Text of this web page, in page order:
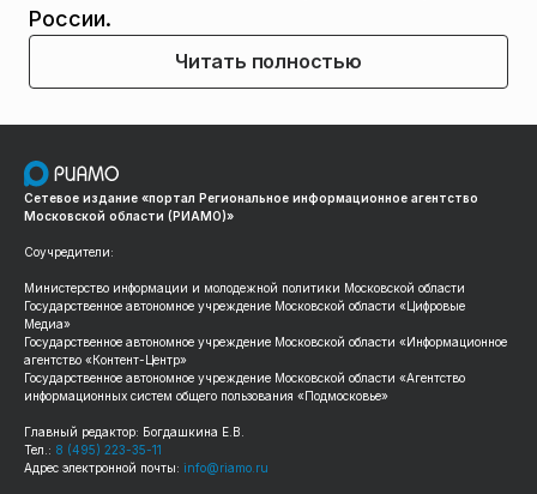
России.
Читать полностью
Сетевое издание «портал Региональное информационное агентство
Московской области (РИАМО)»
Соучредители:
Министерство информации и молодежной политики Московской области
Государственное автономное учреждение Московской области «Цифровые
Медиа»
Государственное автономное учреждение Московской области «Информационное
агентство «Контент-Центр»
Государственное автономное учреждение Московской области «Агентство
информационных систем общего пользования «Подмосковье»
Главный редактор: Богдашкина Е.В.
Тел.: 8 (495) 223-35-11
Адрес электронной почты: info@riamo.ru